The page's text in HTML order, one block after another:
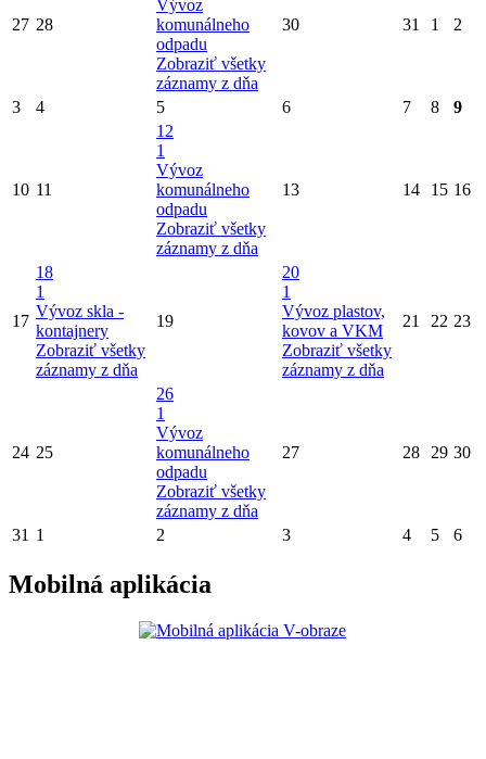
27 28
Vývoz
komunálneho
odpadu
Zobraziť všetky
záznamy z dňa
30 31 1 2
3 4 5 6 7 8 9
10 11
12
1
Vývoz
komunálneho
odpadu
Zobraziť všetky
záznamy z dňa
13 14 15 16
17
18
1
Vývoz skla -
kontajnery
Zobraziť všetky
záznamy z dňa
19
20
1
Vývoz plastov,
kovov a VKM
Zobraziť všetky
záznamy z dňa
21 22 23
24 25
26
1
Vývoz
komunálneho
odpadu
Zobraziť všetky
záznamy z dňa
27 28 29 30
31 1 2 3 4 5 6
Mobilná aplikácia